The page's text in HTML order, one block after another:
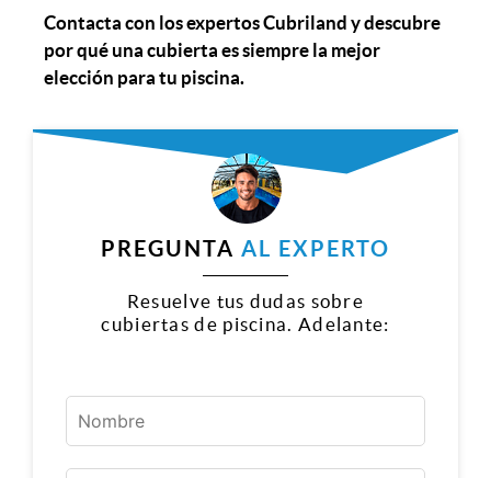
Contacta con los expertos Cubriland y descubre
por qué una cubierta es siempre la mejor
elección para tu piscina.
PREGUNTA AL EXPERTO
Resuelve tus dudas sobre
cubiertas de piscina. Adelante: